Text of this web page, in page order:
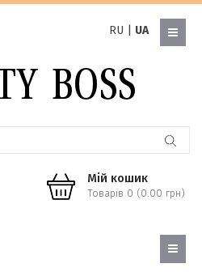
RU UA
Мій кошик
Товарів 0 (0.00 грн)